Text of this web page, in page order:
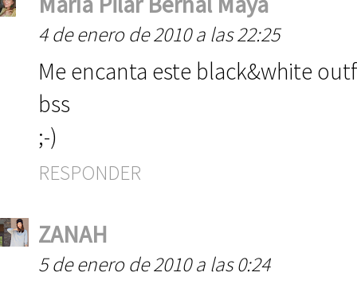
4 de enero de 2010 a las 22:25
Me encanta este black&white
bss
;-)
RESPONDER
ZANAH
5 de enero de 2010 a las 0:24